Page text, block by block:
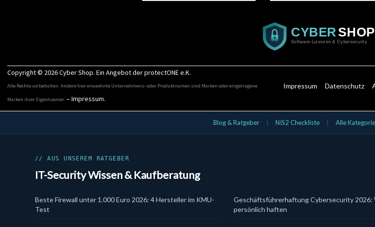
Copyright © 2026Cyber Shop. Ein Angebot der protectONE e.K.
Alle Rechte vorbehalten. Andere hier erwaehnte Unternehmens- oder Produktnamen sind Marken oder eingetragene
Marken ihrer Eigentuemer. –Impressum.
Impressum Datenschutz
Aktionsangebote
Data Security
Email Security
Blog & Ratgeber | NIS2 Checkliste | Alle
// AUS UNSEREM RATGEBER
IT-Security Wissen & Kaufberatung
Beste Firewall unter 1.000 Euro 2026: 4 Hersteller im KMU-
Test
Geschäftsführerhaftung Cybersecurity 2026:
persönlich haften